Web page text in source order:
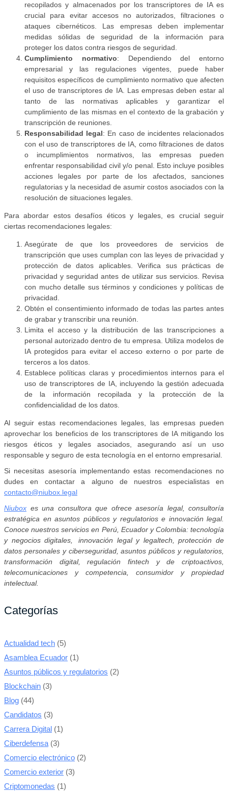
recopilados y almacenados por los transcriptores de IA es
crucial para evitar accesos no autorizados, filtraciones o
ataques cibernéticos. Las empresas deben implementar
medidas sólidas de seguridad de la información para
proteger los datos contra riesgos de seguridad.
Cumplimiento normativo: Dependiendo del entorno
empresarial y las regulaciones vigentes, puede haber
requisitos específicos de cumplimiento normativo que afecten
el uso de transcriptores de IA. Las empresas deben estar al
tanto de las normativas aplicables y garantizar el
cumplimiento de las mismas en el contexto de la grabación y
transcripción de reuniones.
Responsabilidad legal: En caso de incidentes relacionados
con el uso de transcriptores de IA, como filtraciones de datos
o incumplimientos normativos, las empresas pueden
enfrentar responsabilidad civil y/o penal. Esto incluye posibles
acciones legales por parte de los afectados, sanciones
regulatorias y la necesidad de asumir costos asociados con la
resolución de situaciones legales.
Para abordar estos desafíos éticos y legales, es crucial seguir
ciertas recomendaciones legales:
Asegúrate de que los proveedores de servicios de
transcripción que uses cumplan con las leyes de privacidad y
protección de datos aplicables. Verifica sus prácticas de
privacidad y seguridad antes de utilizar sus servicios. Revisa
con mucho detalle sus términos y condiciones y políticas de
privacidad.
Obtén el consentimiento informado de todas las partes antes
de grabar y transcribir una reunión.
Limita el acceso y la distribución de las transcripciones a
personal autorizado dentro de tu empresa. Utiliza modelos de
IA protegidos para evitar el acceso externo o por parte de
terceros a los datos.
Establece políticas claras y procedimientos internos para el
uso de transcriptores de IA, incluyendo la gestión adecuada
de la información recopilada y la protección de la
confidencialidad de los datos.
Al seguir estas recomendaciones legales, las empresas pueden
aprovechar los beneficios de los transcriptores de IA mitigando los
riesgos éticos y legales asociados, asegurando así un uso
responsable y seguro de esta tecnología en el entorno empresarial.
Si necesitas asesoría implementando estas recomendaciones no
dudes en contactar a alguno de nuestros especialistas en
contacto@niubox.legal
Niubox es una consultora que ofrece asesoría legal, consultoría
estratégica en asuntos públicos y regulatorios e innovación legal.
Conoce nuestros servicios en Perú, Ecuador y Colombia: tecnología
y negocios digitales, innovación legal y legaltech, protección de
datos personales y ciberseguridad, asuntos públicos y regulatorios,
transformación digital, regulación fintech y de criptoactivos,
telecomunicaciones y competencia, consumidor y propiedad
intelectual.
Categorías
Actualidad tech (5)
Asamblea Ecuador (1)
Asuntos públicos y regulatorios (2)
Blockchain (3)
Blog (44)
Candidatos (3)
Carrera Digital (1)
Ciberdefensa (3)
Comercio electrónico (2)
Comercio exterior (3)
Criptomonedas (1)